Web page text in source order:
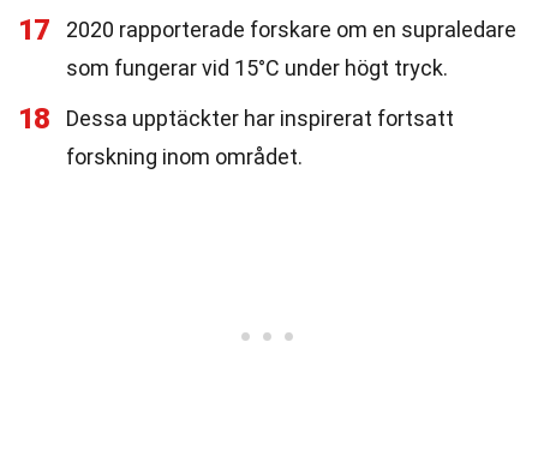
17
2020 rapporterade forskare om en supraledare
som fungerar vid 15°C under högt tryck.
18
Dessa upptäckter har inspirerat fortsatt
forskning inom området.